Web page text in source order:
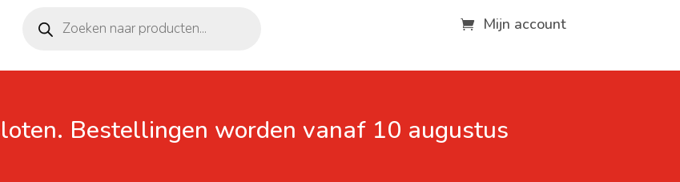
zoeken Mijn account
Bestellingen worden vanaf 10 augustus